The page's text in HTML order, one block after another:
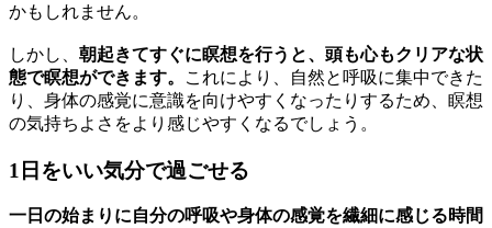
かもしれません。
しかし、 朝起きてすぐに瞑想を行うと、頭も心もクリアな状
態で瞑想ができます。
これにより、自然と呼吸に集中できた
り、身体の感覚に意識を向けやすくなったりするため、瞑想
の気持ちよさをより感じやすくなるでしょう。
1日をいい気分で過ごせる
一日の始まりに自分の呼吸や身体の感覚を繊細に感じる時間